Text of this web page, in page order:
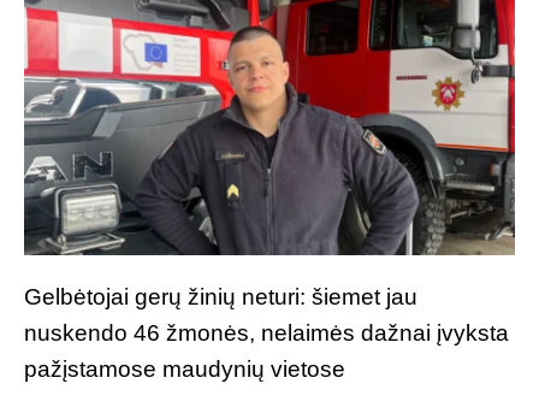
Gelbėtojai gerų žinių neturi: šiemet jau
nuskendo 46 žmonės, nelaimės dažnai įvyksta
pažįstamose maudynių vietose